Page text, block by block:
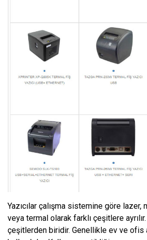
Yazıcılar çalışma sistemine göre
veya termal olarak farklı çeşitlere ayrılır.
çeşitlerden biridir. Genellikle ev ve ofis